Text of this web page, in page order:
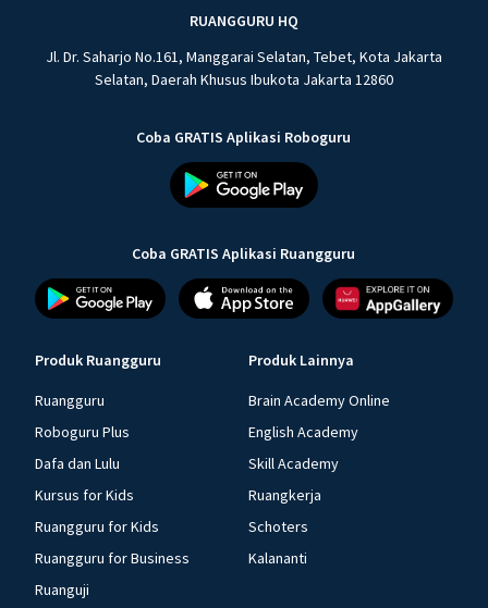
RUANGGURU HQ
Jl. Dr. Saharjo No.161, Manggarai Selatan, Tebet, Kota Jakarta
Selatan, Daerah Khusus Ibukota Jakarta 12860
Coba GRATIS Aplikasi Roboguru
Coba GRATIS Aplikasi Ruangguru
Produk Ruangguru
Ruangguru
Roboguru Plus
Dafa dan Lulu
Kursus for Kids
Ruangguru for Kids
Ruangguru for Business
Ruanguji
Produk Lainnya
Brain Academy Online
English Academy
Skill Academy
Ruangkerja
Schoters
Kalananti